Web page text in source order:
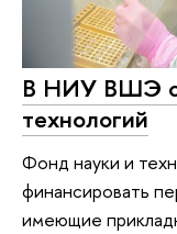
В НИУ ВШЭ
технологий
Фонд науки и
финансировать
имеющие